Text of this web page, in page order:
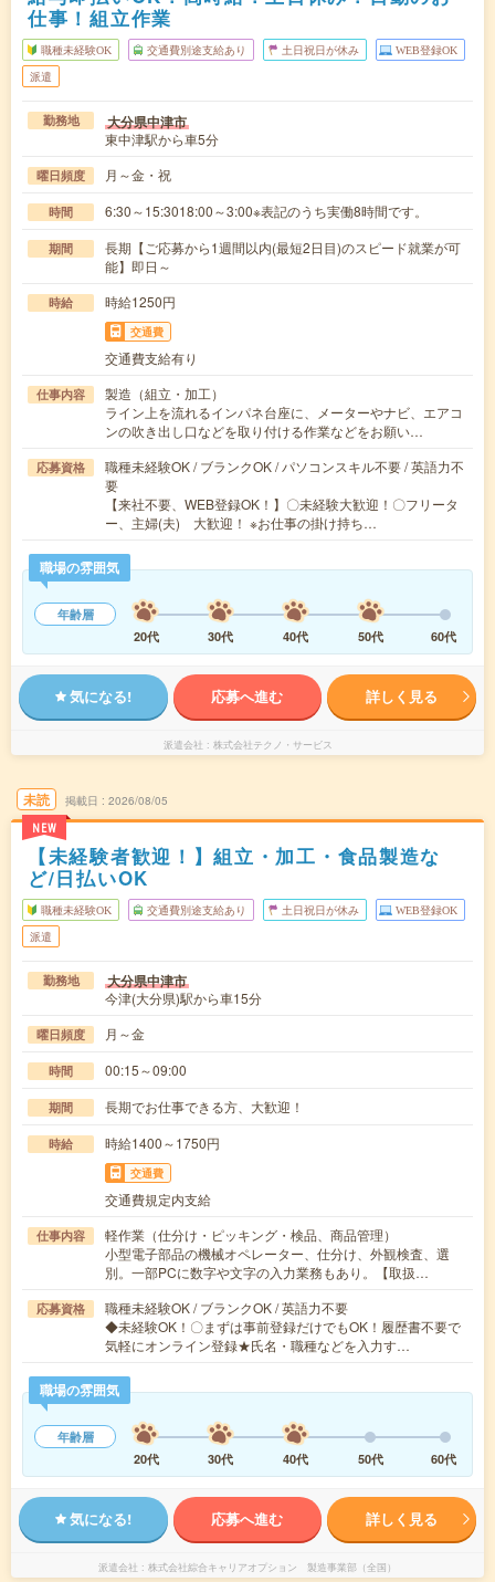
仕事！組立作業
職種未経験OK 交通費別途支給あり 土日祝日が休み WEB登録OK
派遣
勤務地 大分県中津市
東中津駅から車5分
曜日頻度 月～金・祝
時間 6:30～15:3018:00～3:00※表記のうち実働8時間です。
期間
長期【ご応募から1週間以内(最短2日目)のスピード就業が可
能】即日～
時給 時給1250円
交通費
交通費支給有り
仕事内容
製造（組立・加工）
ライン上を流れるインパネ台座に、メーターやナビ、エアコ
ンの吹き出し口などを取り付ける作業などをお願い…
応募資格
職種未経験OK / ブランクOK / パソコンスキル不要 / 英語力不
要
【来社不要、WEB登録OK！】〇未経験大歓迎！〇フリータ
ー、主婦(夫) 大歓迎！ ※お仕事の掛け持ち…
職場の雰囲気
年齢層
20代
30代 40代 50代 60代
気になる! 応募へ進む 詳しく見る
派遣会社 株式会社テクノ・サービス
未読
NEW
掲載日 2026/08/05
【未経験者歓迎！】組立・加工・食品製造な
ど/日払いOK
職種未経験OK 交通費別途支給あり 土日祝日が休み WEB登録OK
派遣
勤務地 大分県中津市
今津(大分県)駅から車15分
曜日頻度 月～金
時間 00:15～09:00
期間 長期でお仕事できる方、大歓迎！
時給 時給1400～1750円
交通費
交通費規定内支給
仕事内容
軽作業（仕分け・ピッキング・検品、商品管理）
小型電子部品の機械オペレーター、仕分け、外観検査、選
別。一部PCに数字や文字の入力業務もあり。【取扱…
応募資格
職種未経験OK / ブランクOK / 英語力不要
◆未経験OK！〇まずは事前登録だけでもOK！履歴書不要で
気軽にオンライン登録★氏名・職種などを入力す…
職場の雰囲気
年齢層
20代
30代 40代 50代 60代
気になる! 応募へ進む 詳しく見る
派遣会社 株式会社綜合キャリアオプション 製造事業部（全国）